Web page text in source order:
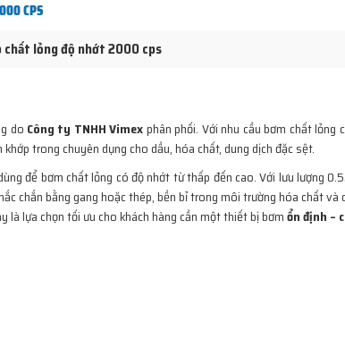
CPS
chất lỏng độ nhớt 2000 cps
do Công ty TNHH Vimexphân phối. Với nhu cầu bơm chất lỏng
khớp trong chuyên dụng cho dầu, hóa chất, dung dịch đặc sệt.
để bơm chất lỏng có độ nhớt từ thấp đến cao. Với lưu lượng
chắn bằng gang hoặc thép, bền bỉ trong môi trường hóa chất và
là lựa chọn tối ưu cho khách hàng cần một thiết bị bơmổn định –